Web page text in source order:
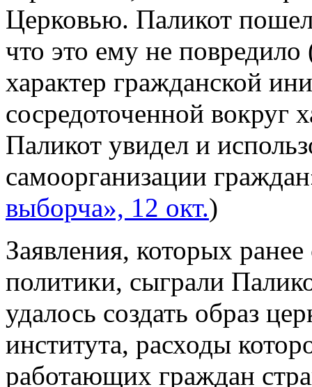
Церковью. Паликот
что это ему не
характер гражданской
сосредоточенной вокруг
Паликот увидел и
самоорганизации
выборча», 12 окт.)
Заявления, которых ранее
политики, сыграли
удалось создать образ
института, расходы
работающих граждан